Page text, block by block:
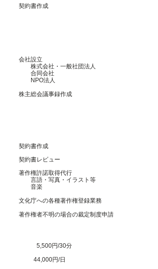
契約書作成
会社設立
株式会社・一般社団法人
合同会社
NPO法人
株主総会議事録作成
契約書作成
契約書レビュー
著作権許諾取得代行
言語・写真・イラスト等
音楽
​文化庁への各種著作権登録業務
​著作権者不明の場合の裁定制度申請
5,500円/30分
44,000円/日